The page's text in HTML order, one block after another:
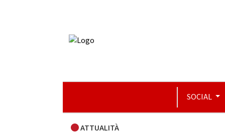
SOCIAL
ATTUALITÀ